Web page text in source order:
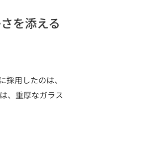
を添える
用したのは、
、重厚なガラス